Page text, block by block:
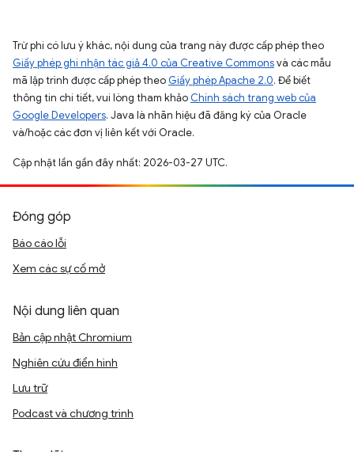
Trừ phi có lưu ý khác, nội dung của trang này được cấp phép theo
Giấy phép ghi nhận tác giả 4.0 của Creative Commonsvà các mẫu
mã lập trình được cấp phép theo Giấy phép Apache 2.0. Để biết
thông tin chi tiết, vui lòng tham khảo Chính sách trang web của
Google Developers. Java là nhãn hiệu đã đăng ký của Oracle
và/hoặc các đơn vị liên kết với Oracle.
Cập nhật lần gần đây nhất: 2026-03-27 UTC.
Đóng góp
Báo cáo lỗi
Xem các sự cố mở
Nội dung liên quan
Bản cập nhật Chromium
Nghiên cứu điển hình
Lưu trữ
Podcast và chương trình